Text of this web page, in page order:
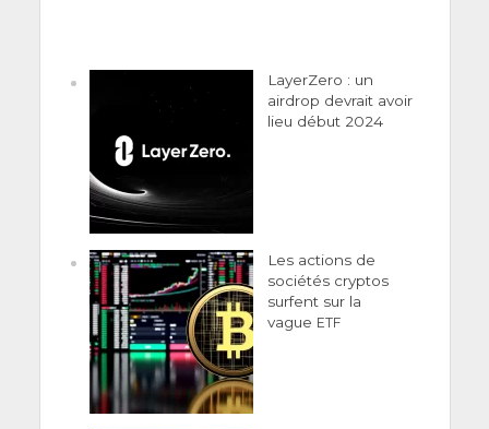
LayerZero : un
airdrop devrait avoir
lieu début 2024
Les actions de
sociétés cryptos
surfent sur la
vague ETF